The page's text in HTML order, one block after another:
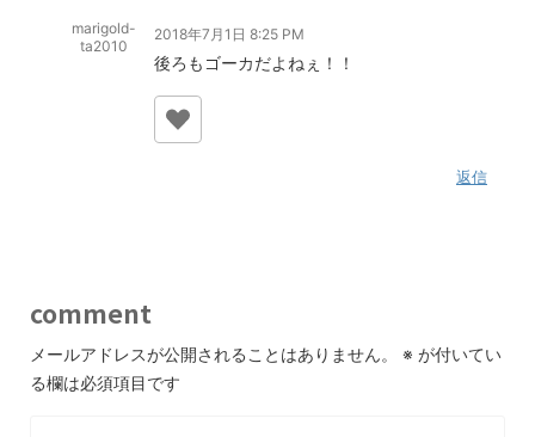
marigold-
ta2010
2018年7月1日 8:25 PM
後ろもゴーカだよねぇ！！
返信
comment
メールアドレスが公開されることはありません。 ※ が付いてい
る欄は必須項目です